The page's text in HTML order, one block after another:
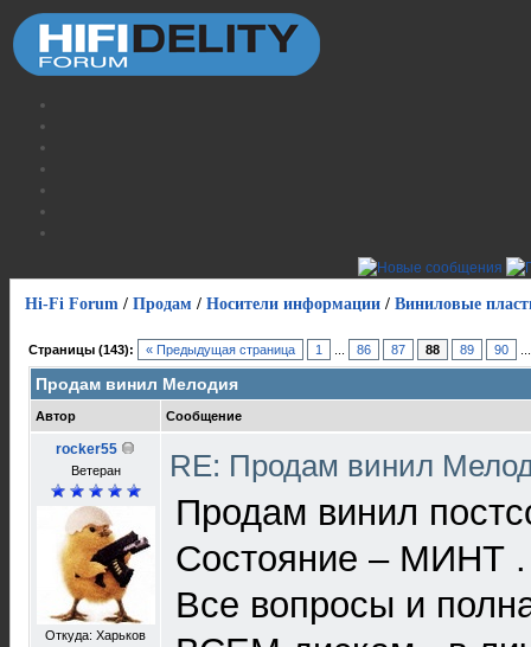
Hi-Fi Forum / Продам / Носители информации / Виниловые
Страницы (143): « Предыдущая страница 1 86 87 88 89 90
Продам винил Мелодия
Автор Сообщение
rocker55
Ветеран
Откуда: Харьков
RE: Продам винил
Продам винил
Состояние – МИНТ .
Все вопросы и